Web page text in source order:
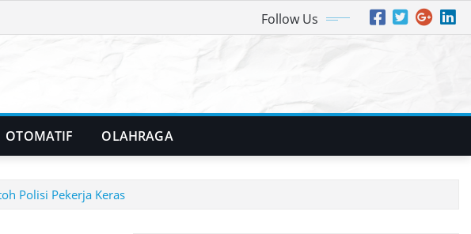
Follow Us
OTOMATIF OLAHRAGA
Polisi Pekerja Keras